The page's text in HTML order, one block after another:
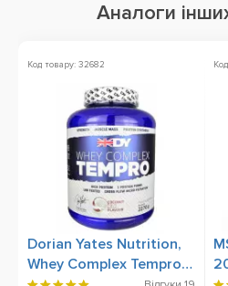
Аналоги
Код товару: 32682
Dorian Yates Nutrition,
Whey Complex Tempro,